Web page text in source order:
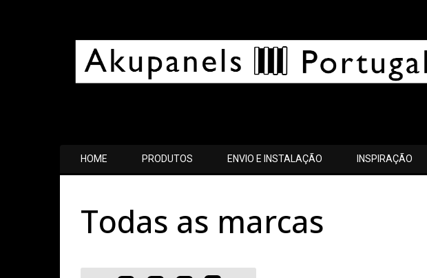
HOME PRODUTOS ENVIO E INSTALAÇÃO INSPIRAÇÃO
Todas as marcas